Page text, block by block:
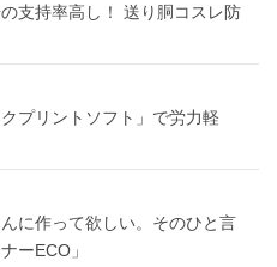
支持率高し！ 送り胴コスレ防
プリントソフト」で労力軽
に作って欲しい。そのひと言
ーECO」